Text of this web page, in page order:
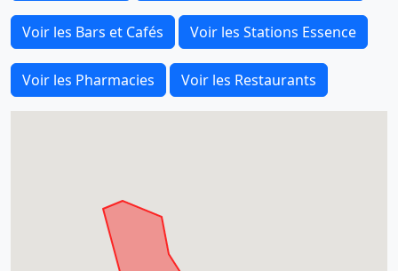
Voir les Bars et Cafés Voir les Stations Essence
Voir les Pharmacies Voir les Restaurants